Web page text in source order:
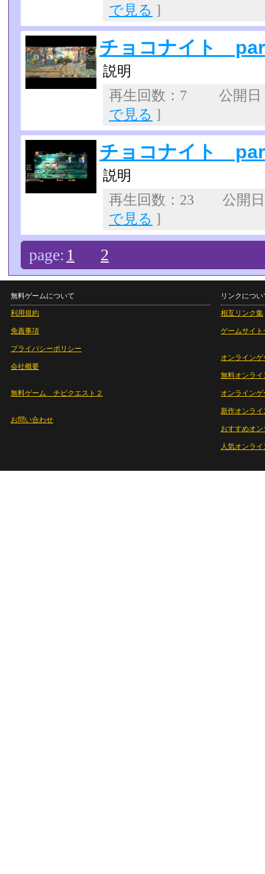
で見る ]
チョコナイト
説明
再生回数：7 公開
で見る ]
チョコナイト
説明
再生回数：23 公開
で見る ]
page: 1 2
無料ゲームについて
利用規約
免責事項
プライバシーポリシー
会社概要
無料ゲーム チビクエスト２
お問い合わせ
リンクについ
相互リンク集
ゲームサイト
オンラインゲ
無料オンライ
オンライン
新作オンライ
おすすめオ
人気オンラ